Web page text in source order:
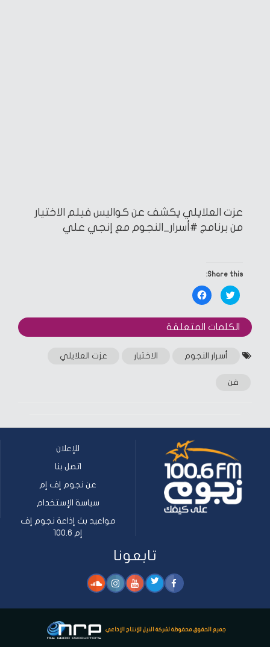
عزت العلايلي يكشف عن كواليس فيلم الاختيار
من برنامج #أسرار_النجوم مع إنجي علي
Share this:
Click
to
share
Twitter
(Opens
in
window)
Click
to
Facebook
(Opens
in
الكلمات المتعلقة‎
أسرار النجوم الاختيار عزت العلايلي
فن
للإعلان
اتصل بنا
عن نجوم إف إم
سياسة الإستخدام
مواعيد بث إذاعة نجوم إف
إم 100.6
تابعونا
جميع الحقوق محفوظة لشركة النيل للإنتاج الإذاعي